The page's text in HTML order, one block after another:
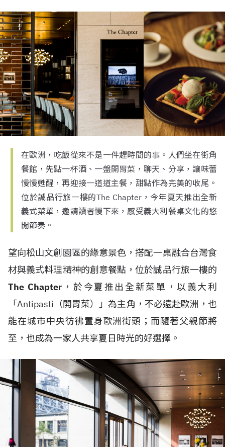
在歐洲，吃飯從來不是一件趕時間的事。人們坐在街角
餐館，先點一杯酒、一盤開胃菜，聊天、分享，讓味蕾
慢慢甦醒，再迎接一道道主餐，甜點作為完美的收尾。
位於誠品行旅一樓的The Chapter，今年夏天推出全新
義式菜單，邀請讀者慢下來，感受義大利餐桌文化的悠
閒節奏。
望向松山文創園區的綠意景色，搭配一桌融合台灣食
材與義式料理精神的創意餐點，位於誠品行旅一樓的
The Chapter，於今夏推出全新菜單，以義大利
「Antipasti（開胃菜）」為主角，不必遠赴歐洲，也
能在城市中央彷彿置身歐洲街頭；而隨著父親節將
至，也成為一家人共享夏日時光的好選擇。